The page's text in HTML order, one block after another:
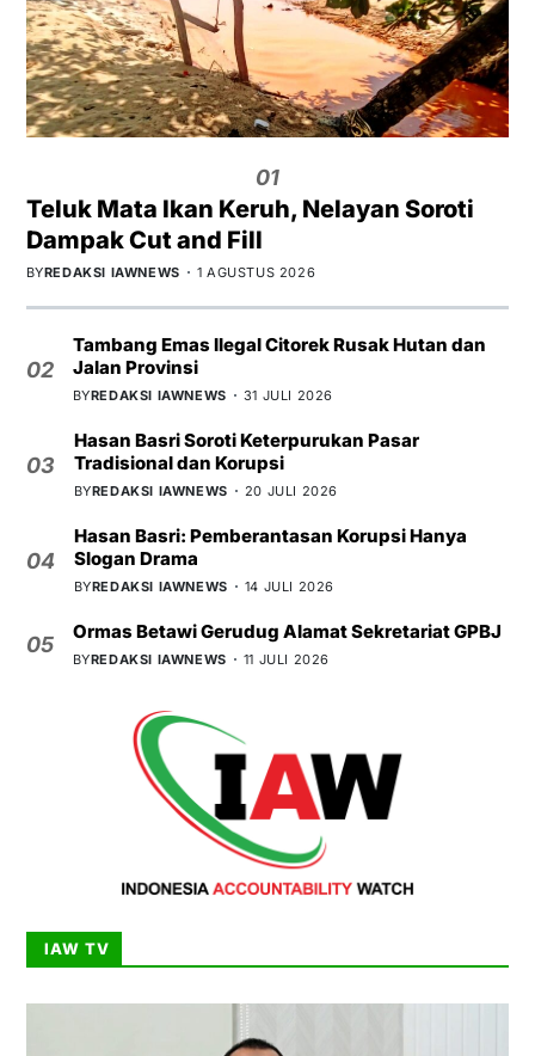
01
Teluk Mata Ikan Keruh, Nelayan Soroti
Dampak Cut and Fill
BYREDAKSI IAWNEWS 1 AGUSTUS 2026
02
Tambang Emas Ilegal Citorek Rusak Hutan dan
Jalan Provinsi
BYREDAKSI IAWNEWS 31 JULI 2026
03
Hasan Basri Soroti Keterpurukan Pasar
Tradisional dan Korupsi
BYREDAKSI IAWNEWS 20 JULI 2026
04
Hasan Basri: Pemberantasan Korupsi Hanya
Slogan Drama
BYREDAKSI IAWNEWS 14 JULI 2026
05
Ormas Betawi Gerudug Alamat Sekretariat GPBJ
BYREDAKSI IAWNEWS 11 JULI 2026
IAW TV